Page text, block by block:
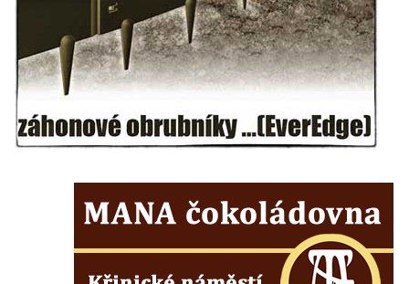
Kostel Božího Těla v Kraslicích
Kostel svaté Maří Magdalény v Karlových
Varech
Kaple Panny Marie pod hradem Přimda
Kaple Panny Marie v Kunčicích nad Labem
Márnice/hřbitovní kaple na hřbitově v